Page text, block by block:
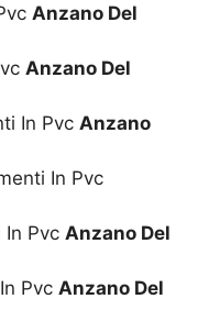
Anzano Del
Anzano Del
In Pvc Anzano
In Pvc
In Pvc Anzano Del
Pvc Anzano Del